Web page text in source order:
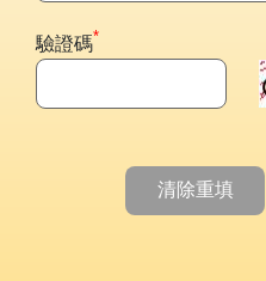
驗證碼*
清除重填